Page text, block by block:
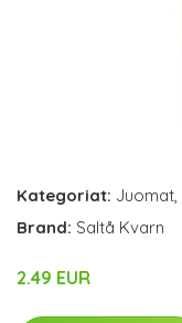
Kategoriat: Juomat,
Brand: Saltå Kvarn
2.49 EUR